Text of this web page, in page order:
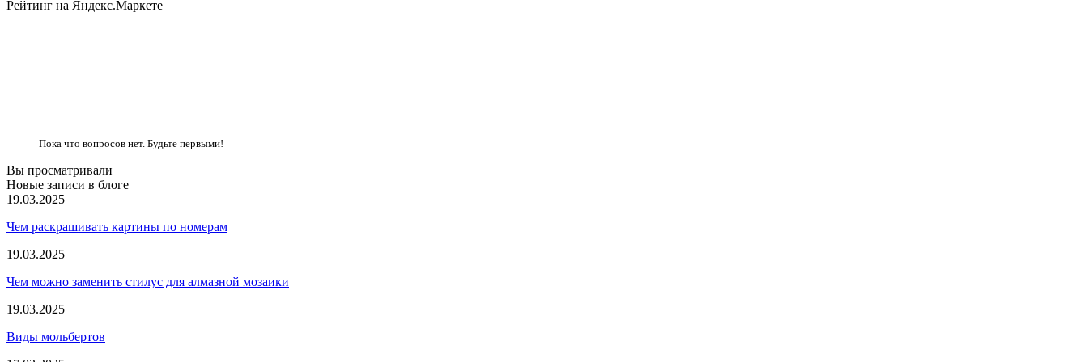
Рейтинг на Яндекс.Маркете
Пока что вопросов нет. Будьте первыми!
Вы просматривали
Новые записи в блоге
19.03.2025
Чем раскрашивать картины по номерам
19.03.2025
Чем можно заменить стилус для алмазной мозаики
19.03.2025
Виды мольбертов